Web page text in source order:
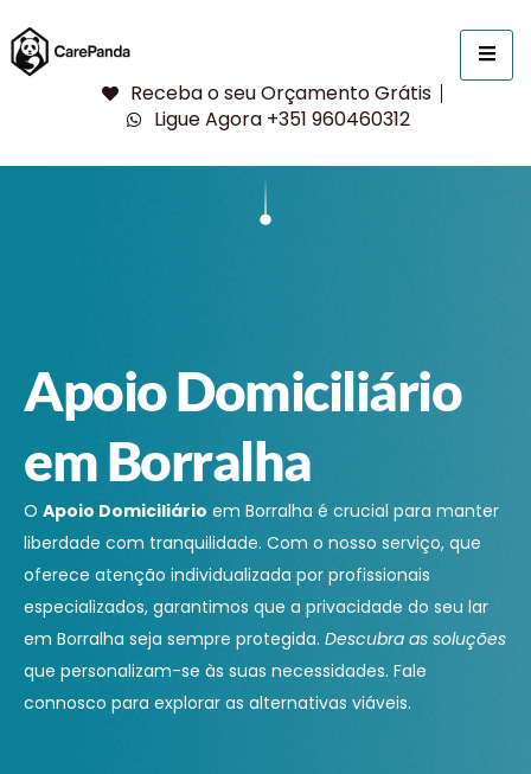
Receba o seu Orçamento Grátis
Ligue Agora +351 960460312
Apoio Domiciliário
em Borralha
O Apoio Domiciliário em Borralha é crucial para manter
liberdade com tranquilidade. Com o nosso serviço, que
oferece atenção individualizada por profissionais
especializados, garantimos que a privacidade do seu lar
em Borralha seja sempre protegida. Descubra as soluções
que personalizam-se às suas necessidades. Fale
connosco para explorar as alternativas viáveis.